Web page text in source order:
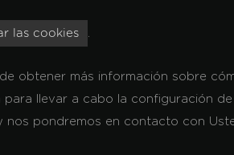
las cookies
obtener más información sobre
para llevar a cabo la configuración
nos pondremos en contacto con